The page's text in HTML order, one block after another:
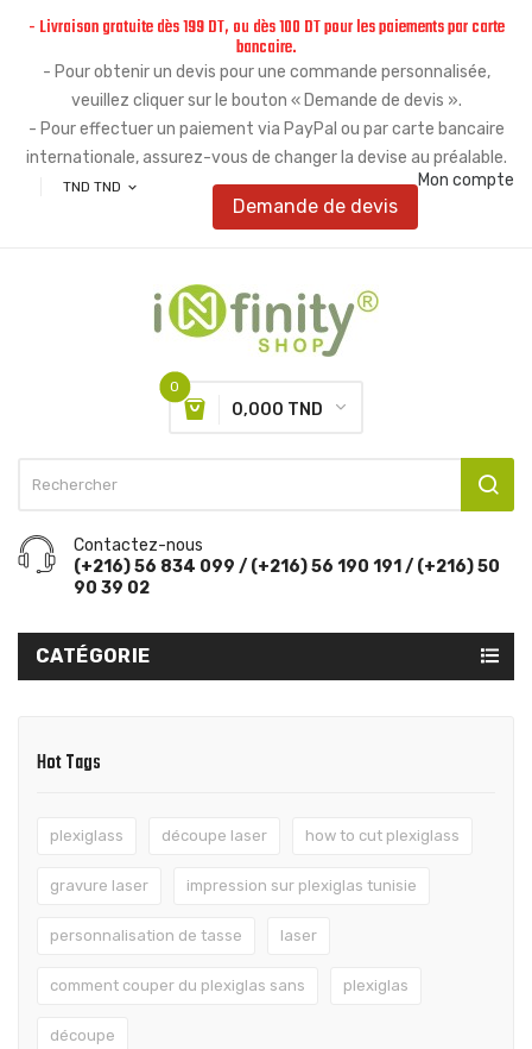
- Livraison gratuite dès 199 DT, ou dès 100 DT pour les paiements par carte
bancaire.
- Pour obtenir un devis pour une commande personnalisée,
veuillez cliquer sur le bouton « Demande de devis ».
- Pour effectuer un paiement via PayPal ou par carte bancaire
internationale, assurez-vous de changer la devise au préalable.
TND TND expand_more Mon compte
Demande de devis
0
0,000 TND
Contactez-nous
(+216) 56 834 099 / (+216) 56 190 191 / (+216) 50
90 39 02
CATÉGORIE
Hot Tags
plexiglass découpe laser how to cut plexiglass
gravure laser impression sur plexiglas tunisie
personnalisation de tasse laser
comment couper du plexiglas sans plexiglas
découpe